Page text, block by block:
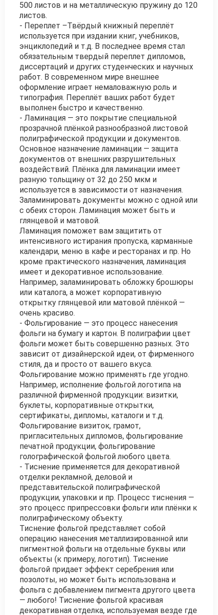
500 листов и на металлическую пружину до 120
листов.
- Переплет –Твёрдый книжный переплёт
используется при издании книг, учебников,
энциклопедий и т.д. В последнее время стал
обязательным твердый переплет дипломов,
диссертаций и других студенческих и научных
работ. В современном мире внешнее
оформление играет немаловажную роль и
типография. Переплёт ваших работ будет
выполнен быстро и качественно.
- Ламинация — это покрытие специальной
прозрачной плёнкой разнообразной листовой
полиграфической продукции и документов.
Основное назначение ламинации — защита
документов от внешних разрушительных
воздействий. Плёнка для ламинации имеет
разную тольщину от 32 до 250 мкм и
используется в зависимости от назначения.
Заламинировать документы можно с одной или
с обеих сторон. Ламинация может быть и
глянцевой и матовой.
Ламинация поможет вам защитить от
интенсивного истирания пропуска, карманные
календари, меню в кафе и ресторанах и пр. Но
кроме практического назначения, ламинация
имеет и декоративное использование.
Например, заламинировать обложку брошюры
или каталога, а может корпоративную
открытку глянцевой или матовой плёнкой —
очень красиво.
- Фольгирование — это процесс нанесения
фольги на бумагу и картон. В полиграфии цвет
фольги может быть совершенно разных. Это
зависит от дизайнерской идеи, от фирменного
стиля, да и просто от вашего вкуса.
Фольгирование можно применять где угодно.
Например, исполнение фольгой логотипа на
различной фирменной продукции: визитки,
буклеты, корпоративные открытки,
сертификаты, дипломы, каталоги и т.д.
Фольгирование визиток, грамот,
пригласительных дипломов, фольгирование
печатной продукции, фольгирование
голографической фольгой любого цвета.
- Тиснение применяется для декоративной
отделки рекламной, деловой и
представительской полиграфической
продукции, упаковки и пр. Процесс тиснения —
это процесс припрессовки фольги или плёнки к
полиграфическому объекту.
Тиснение фольгой представляет собой
операцию нанесения металлизированной или
пигментной фольги на отдельные буквы или
объекты (к примеру, логотип). Тиснение
фольгой придает эффект серебрения или
позолоты, но может быть использована и
фольга с добавлением пигмента другого цвета
— любого! Тиснение фольгой красивая
декоративная отделка, используемая везде где